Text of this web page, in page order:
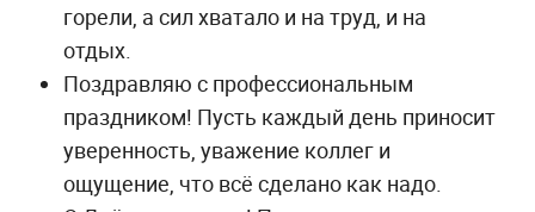
горели, а сил хватало и на труд, и на
отдых.
Поздравляю с профессиональным
праздником! Пусть каждый день приносит
уверенность, уважение коллег и
ощущение, что всё сделано как надо.